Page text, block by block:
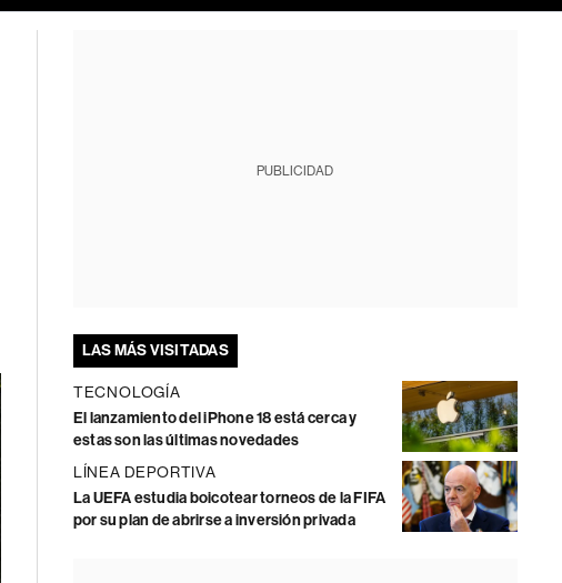
PUBLICIDAD
LAS MÁS VISITADAS
TECNOLOGÍA
El lanzamiento del iPhone 18 está cerca y
estas son las últimas novedades
LÍNEA DEPORTIVA
La UEFA estudia boicotear torneos de la FIFA
por su plan de abrirse a inversión privada